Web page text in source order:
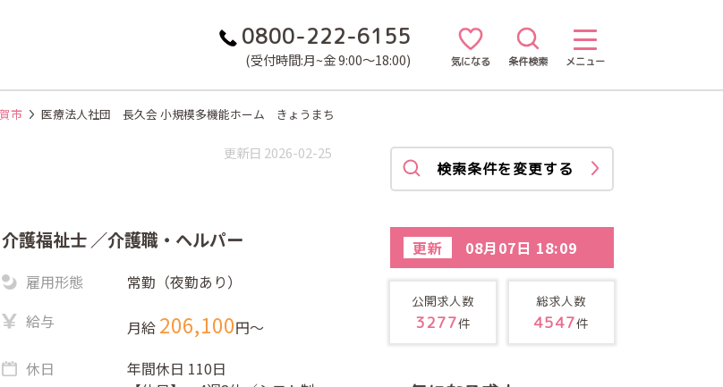
0800-222-6155
(受付時間:月~金 9:00～18:00) 気になる 条件検索 メニュー
市 医療法人社団 長久会 小規模多機能ホーム きょうまち
更新日 2026-02-25
介護福祉士 ／介護職・ヘルパー
雇用形態
常勤（夜勤あり）
給与
月給 206,100円〜
休日
年間休日 110日
検索条件を変更する
更新 08月07日 18:09
公開求人数
3277件
総求人数
4547件